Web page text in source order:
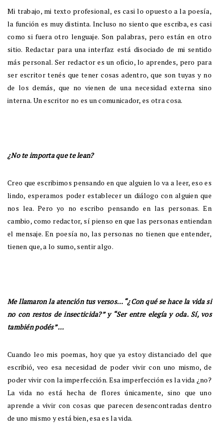
Mi trabajo, mi texto profesional, es casi lo opuesto a la poesía,
la función es muy distinta. Incluso no siento que escriba, es casi
como si fuera otro lenguaje. Son palabras, pero están en otro
sitio. Redactar para una interfaz está disociado de mi sentido
más personal. Ser redactor es un oficio, lo aprendes, pero para
ser escritor tenés que tener cosas adentro, que son tuyas y no
de los demás, que no vienen de una necesidad externa sino
interna. Un escritor no es un comunicador, es otra cosa.
¿No te importa que te lean?
Creo que escribimos pensando en que alguien lo va a leer, eso es
lindo, esperamos poder establecer un diálogo con alguien que
nos lea. Pero yo no escribo pensando en las personas. En
cambio, como redactor, sí pienso en que las personas entiendan
el mensaje. En poesía no, las personas no tienen que entender,
tienen que, a lo sumo, sentir algo.
Me llamaron la atención tus versos… “¿Con qué se hace la vida si
no con restos de insecticida?” y “Ser entre elegía y oda. Sí, vos
también podés” …
Cuando leo mis poemas, hoy que ya estoy distanciado del que
escribió, veo esa necesidad de poder vivir con uno mismo, de
poder vivir con la imperfección. Esa imperfección es la vida ¿no?
La vida no está hecha de flores únicamente, sino que uno
aprende a vivir con cosas que parecen desencontradas dentro
de uno mismo y está bien, esa es la vida.